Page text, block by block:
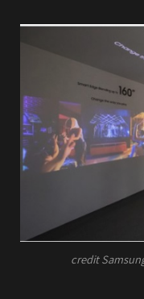
credit